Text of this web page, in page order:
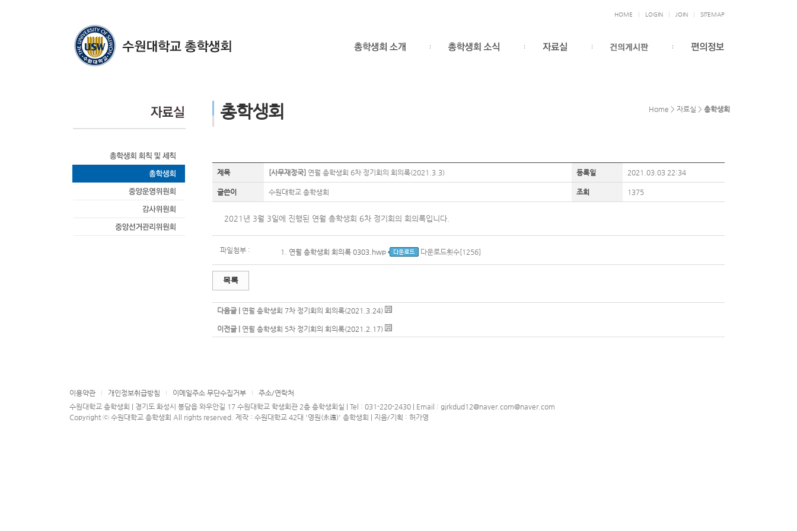
HOME LOGIN JOIN SITEMAP
총학생회 Home > 자료실 > 총학생회
제목 [사무재정국] 연월 총학생회 6차 정기회의 회의록(2021.3.3) 등록일 2021.03.03 22:34
글쓴이 수원대학교 총학생회 조회 1375
2021년 3월 3일에 진행된 연월 총학생회 6차 정기회의 회의록입니다.
파일첨부 : 1. 연월 총학생회 회의록 0303.hwp 다운로드횟수[1256]
목록
다음글 | 연월 총학생회 7차 정기회의 회의록(2021.3.24)
이전글 | 연월 총학생회 5차 정기회의 회의록(2021.2.17)
이용약관 개인정보취급방침 이메일주소 무단수집거부
주소/연락처
수원대학교 총학생회 | 경기도 화성시 봉담읍 와우안길 17 수원대학교 학생회관 2층 총학생회실 | Tel : 031-220-2430 | Email : gjrkdud12@naver.com@naver.com
Copyright ⓒ 수원대학교 총학생회 All rights reserved. 제작 : 수원대학교 42대 '영원(永遠)' 총학생회 | 지음/기획 : 허가영